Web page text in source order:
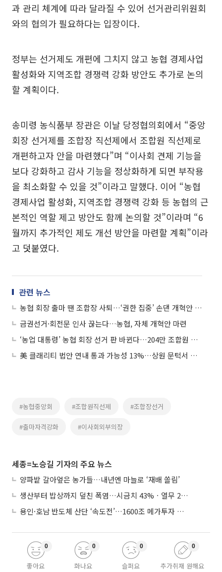
과 관리 체계에 따라 달라질 수 있어 선거관리위원회
와의 협의가 필요하다는 입장이다.
정부는 선거제도 개편에 그치지 않고 농협 경제사업
활성화와 지역조합 경쟁력 강화 방안도 추가로 논의
할 계획이다.
송미령 농식품부 장관은 이날 당정협의회에서 “중앙
회장 선거제를 조합장 직선제에서 조합원 직선제로
개편하고자 안을 마련했다”며 “이사회 견제 기능을
보다 강화하고 감사 기능을 정상화하게 되면 부작용
을 최소화할 수 있을 것”이라고 말했다. 이어 “농협
경제사업 활성화, 지역조합 경쟁력 강화 등 농협의 근
본적인 역할 제고 방안도 함께 논의할 것”이라며 “6
월까지 추가적인 제도 개선 방안을 마련할 계획”이라
고 덧붙였다.
관련 뉴스
농협 회장 출마 땐 조합장 사퇴…‘권한 집중’ 손댄 개혁안 나왔다
금권선거·회전문 인사 끊는다…농협, 자체 개혁안 마련
‘농업 대통령’ 농협 회장 선거 판 바뀐다…204만 조합원 참여 검토
美 클래리티 법안 연내 통과 가능성 13%…상원 문턱서 제동
#농협중앙회 #조합원직선제 #조합장선거
#출마자격강화 #이사회외부의장
세종=노승길 기자의 주요 뉴스
양파밭 갈아엎은 농가들…내년엔 마늘로 ‘재배 쏠림’
생산부터 밥상까지 덮친 폭염…시금치 43%ㆍ열무 28% 급등
용인·호남 반도체 산단 ‘속도전’…1600조 메가투자 이행 총력
좋아요
0
화나요
0
슬퍼요
0
추가취재 원해요
0